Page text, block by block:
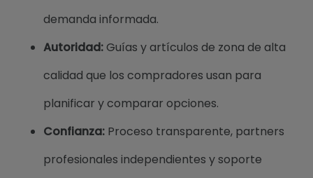
demanda informada.
Autoridad:Guías y artículos de zona de alta
calidad que los compradores usan para
planificar y comparar opciones.
Confianza: Proceso transparente, partners
profesionales independientes y soporte